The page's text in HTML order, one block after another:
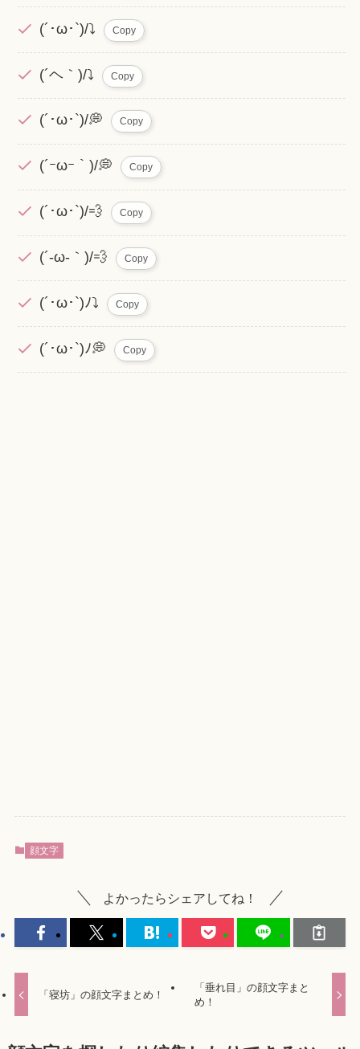
(´･ω･`)/⤵︎ Copy
(´ヘ｀)/⤵︎ Copy
(´･ω･`)/💭 Copy
(´ｰωｰ｀)/💭 Copy
(´･ω･`)/💨 Copy
(´-ω-｀)/💨 Copy
(´･ω･`)ﾉ⤵︎ Copy
(´･ω･`)ﾉ💭 Copy
顔文字
よかったらシェアしてね！
「寝坊」の顔文字まとめ！
「垂れ目」の顔文字まと
め！